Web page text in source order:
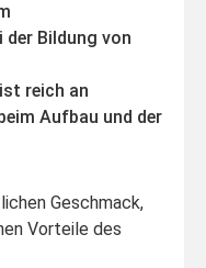
Bildung von
reich an
Aufbau und der
Geschmack,
Vorteile des